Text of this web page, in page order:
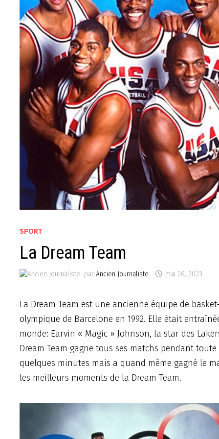
SPORT
La Dream Team
parAncien Journaliste mai 26, 2023
La Dream Team est une ancienne équipe de
olympique de Barcelone en 1992. Elle était
monde: Earvin « Magic » Johnson, la star des
Dream Team gagne tous ses matchs pendant
quelques minutes mais a quand même gagné le
les meilleurs moments de la Dream Team.